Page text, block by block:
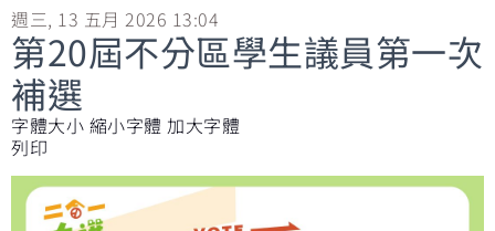
週三, 13 五月 2026 13:04
第20屆不分區學生議員第一次
補選
字體大小 縮小字體 加大字體
列印